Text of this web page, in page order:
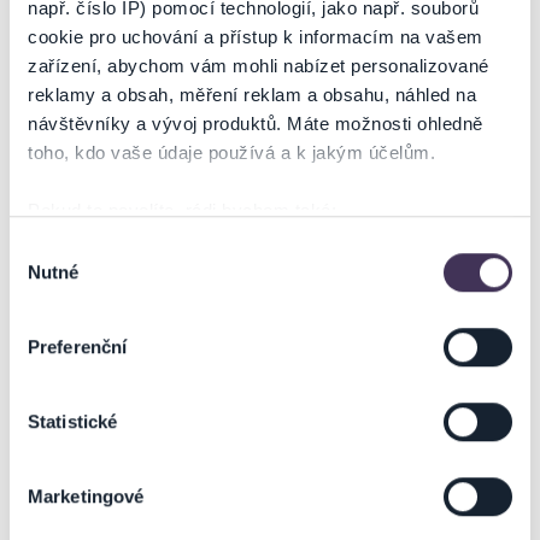
např. číslo IP) pomocí technologií, jako např. souborů
cookie pro uchování a přístup k informacím na vašem
zařízení, abychom vám mohli nabízet personalizované
reklamy a obsah, měření reklam a obsahu, náhled na
návštěvníky a vývoj produktů. Máte možnosti ohledně
toho, kdo vaše údaje používá a k jakým účelům.
které mohou být přesné na několik metrů
skenování pro konkrétní charakteristiky (otisk prstu)
Zjistěte více o tom, jak zpracováváme vaše osobní
Svůj souhlas můžete kdykoliv změnit nebo odvolat v
Na těchto stránkách využíváme soubory cookies a další
souhlasu
Nutné
Preferenční
Statistické
Marketingové